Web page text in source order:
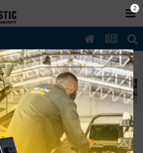
07/2003 1910cc
Diesel] Temperatura liquido
molto alta
2